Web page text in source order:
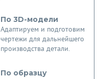
По 3D-модели
Адаптируем и подготовим
чертежи для дальнейшего
производства детали.
По образцу